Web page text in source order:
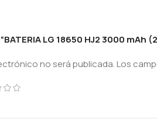
LG 18650 HJ2 3000 mAh
no será publicada.Los